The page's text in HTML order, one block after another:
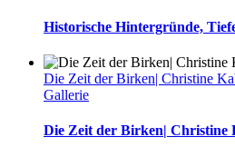
Historische Hintergründe,
Die Zeit der Birken| Christine
Gallerie
Die Zeit der Birken| Christine